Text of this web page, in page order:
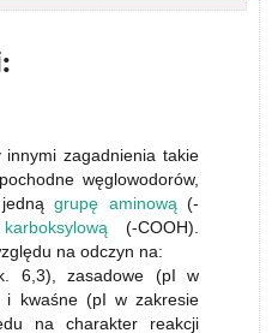
zagadnienia takie
węglowodorów,
jednągrupę aminową (-
(-COOH).
na odczyn na:
6,3), zasadowe (pI w
i kwaśne (pI w zakresie
na charakter reakcji